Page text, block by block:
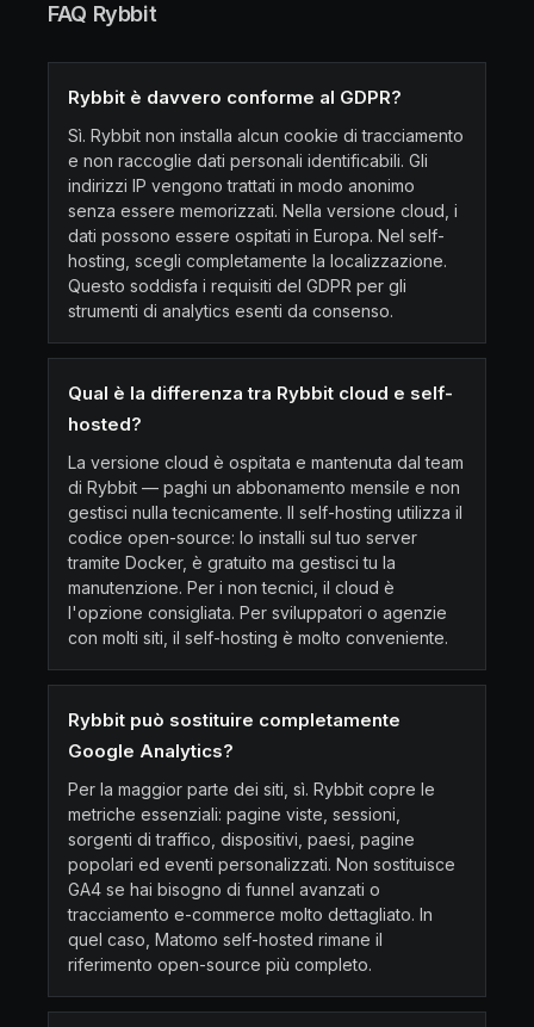
FAQ Rybbit
Rybbit è davvero conforme al GDPR?
Sì. Rybbit non installa alcun cookie di tracciamento
e non raccoglie dati personali identificabili. Gli
indirizzi IP vengono trattati in modo anonimo
senza essere memorizzati. Nella versione cloud, i
dati possono essere ospitati in Europa. Nel self-
hosting, scegli completamente la localizzazione.
Questo soddisfa i requisiti del GDPR per gli
strumenti di analytics esenti da consenso.
Qual è la differenza tra Rybbit cloud e self-
hosted?
La versione cloud è ospitata e mantenuta dal team
di Rybbit — paghi un abbonamento mensile e non
gestisci nulla tecnicamente. Il self-hosting utilizza il
codice open-source: lo installi sul tuo server
tramite Docker, è gratuito ma gestisci tu la
manutenzione. Per i non tecnici, il cloud è
l'opzione consigliata. Per sviluppatori o agenzie
con molti siti, il self-hosting è molto conveniente.
Rybbit può sostituire completamente
Google Analytics?
Per la maggior parte dei siti, sì. Rybbit copre le
metriche essenziali: pagine viste, sessioni,
sorgenti di traffico, dispositivi, paesi, pagine
popolari ed eventi personalizzati. Non sostituisce
GA4 se hai bisogno di funnel avanzati o
tracciamento e-commerce molto dettagliato. In
quel caso, Matomo self-hosted rimane il
riferimento open-source più completo.